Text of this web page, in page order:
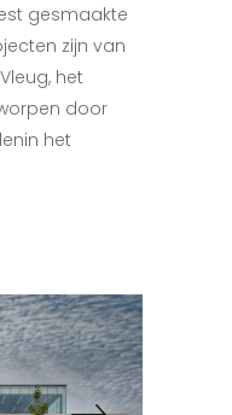
gesmaakte
zijn van
het
door
het